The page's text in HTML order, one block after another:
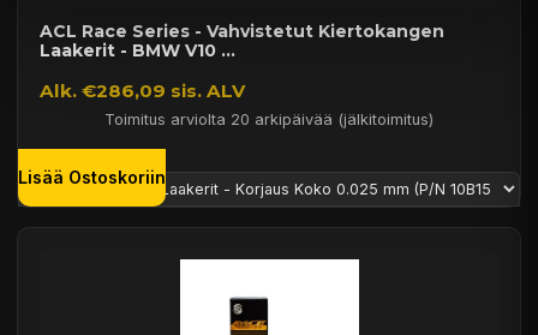
ACL Race Series - Vahvistetut Kiertokangen
Laakerit - BMW V10 ...
Alk. €286,09 sis. ALV
Toimitus arviolta 20 arkipäivää (jälkitoimitus)
Lisää Ostoskoriin